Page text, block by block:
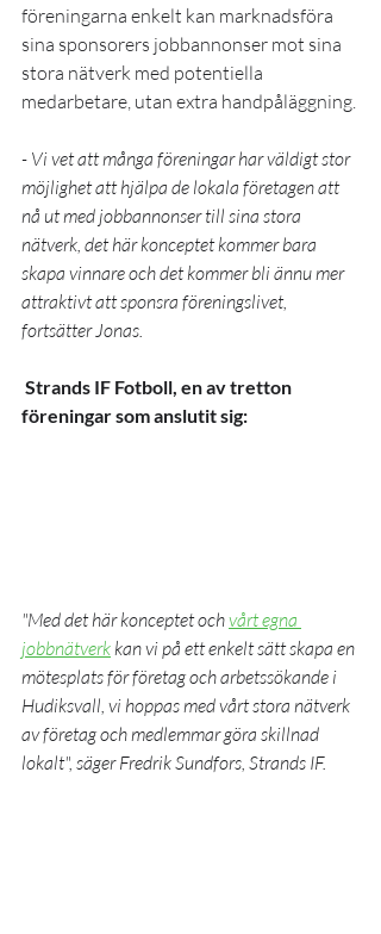
föreningarna enkelt kan marknadsföra
sina sponsorers jobbannonser mot sina
stora nätverk med potentiella
medarbetare, utan extra handpåläggning.
- Vi vet att många föreningar har väldigt stor
möjlighet att hjälpa de lokala företagen att
nå ut med jobbannonser till sina stora
nätverk, det här konceptet kommer bara
skapa vinnare och det kommer bli ännu mer
attraktivt att sponsra föreningslivet,
fortsätter Jonas.
föreningar som anslutit sig:
"Med det här konceptet och vårt egna
jobbnätverk kan vi på ett enkelt sätt skapa en
mötesplats för företag och arbetssökande i
Hudiksvall, vi hoppas med vårt stora nätverk
av företag och medlemmar göra skillnad
lokalt", säger Fredrik Sundfors, Strands IF.